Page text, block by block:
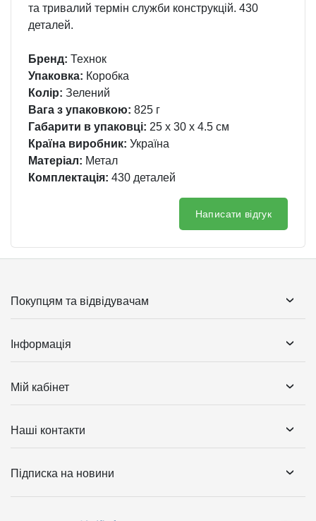
та тривалий термін служби конструкцій. 430
деталей.
Бренд: Технок
Упаковка: Коробка
Колір: Зелений
Вага з упаковкою: 825 г
Габарити в упаковці: 25 x 30 x 4.5 см
Країна виробник: Україна
Матеріал: Метал
Комплектація: 430 деталей
Написати відгук
Покупцям та відвідувачам
Інформація
Мій кабінет
Наші контакти
Підписка на новини